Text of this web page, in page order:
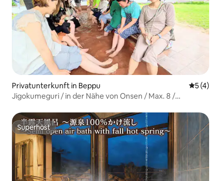
Privatunterkunft in Beppu
5 (4)
Jigokumeguri / in der Nähe von Onsen / Max. 8 /
das durch die Bäume fällt / Kingsize-Bett / kostenlose
Parkplätze / Frühbucherrabatt für Langzeitaufenthalte /
Reisen in ganz Kyushu
Superhost
Superhost